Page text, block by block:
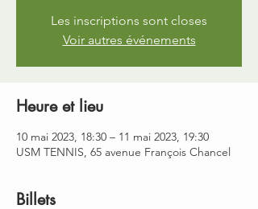
Les inscriptions sont closes
Voir autres événements
Heure et lieu
10 mai 2023, 18:30 – 11 mai 2023, 19:30
USM TENNIS, 65 avenue François Chancel
Billets